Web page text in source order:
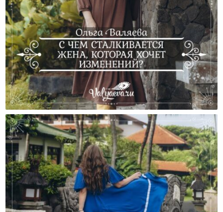
С Чем Сталкивается Жена, Которая Хочет
Изменений?